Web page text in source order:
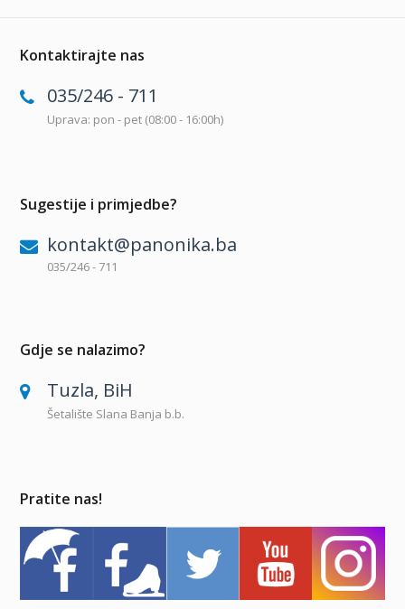
Kontaktirajte nas
035/246 - 711
Uprava: pon - pet (08:00 - 16:00h)
Sugestije i primjedbe?
kontakt@panonika.ba
035/246 - 711
Gdje se nalazimo?
Tuzla, BiH
Šetalište Slana Banja b.b.
Pratite nas!